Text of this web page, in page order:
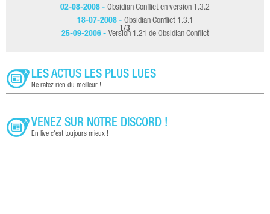
02-08-2008 - Obsidian Conflict en version 1.3.2
18-07-2008 - Obsidian Conflict 1.3.1
25-09-2006 - Version 1.21 de Obsidian Conflict
1/3
LES ACTUS LES PLUS LUES
Ne ratez rien du meilleur !
VENEZ SUR NOTRE DISCORD !
En live c'est toujours mieux !